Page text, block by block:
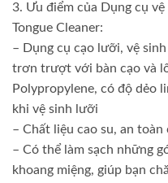
3. Ưu điểm của Dụng cụ
Tongue Cleaner:
– Dụng cụ cạo lưỡi, vệ
trơn trượt với bàn cạo và
Polypropylene, có độ dẻo
khi vệ sinh lưỡi
– Chất liệu cao su, an toàn
– Có thể làm sạch những
khoang miệng, giúp bạn